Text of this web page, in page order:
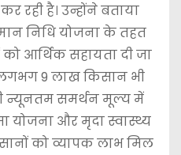
रही है। उन्होंने बताया
निधि योजना के तहत
आर्थिक सहायता दी जा
9 लाख किसान भी
न्यूनतम समर्थन मूल्य में
योजना और मृदा स्वास्थ्य
को व्यापक लाभ मिल